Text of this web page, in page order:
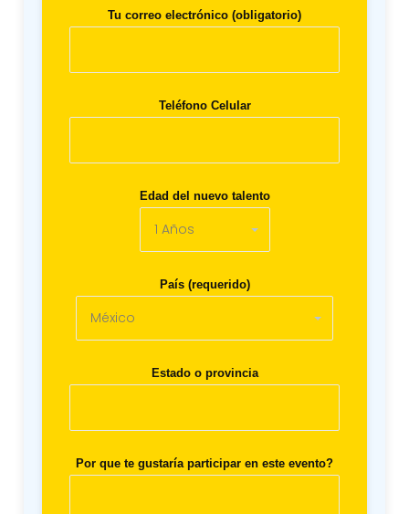
Tu correo electrónico (obligatorio)
Teléfono Celular
Edad del nuevo talento
País (requerido)
Estado o provincia
Por que te gustaría participar en este evento?